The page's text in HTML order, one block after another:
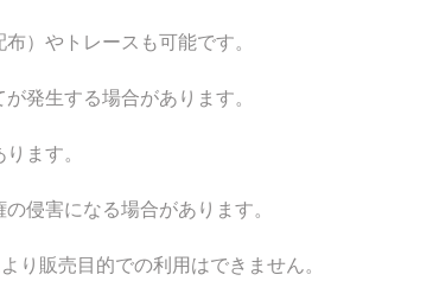
）やトレースも可能です。
発生する場合があります。
ます。
侵害になる場合があります。
り販売目的での利用はできません。